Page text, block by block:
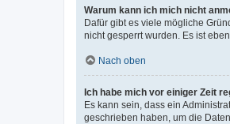
Warum kann ich mich nicht
Dafür gibt es viele mögliche
nicht gesperrt wurden. Es ist
Nach oben
Ich habe mich vor einiger Zeit
Es kann sein, dass ein
geschrieben haben, um die